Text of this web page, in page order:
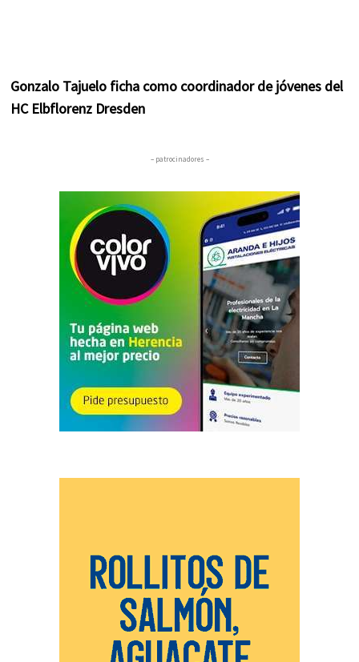
Gonzalo Tajuelo ficha como coordinador de jóvenes del
HC Elbflorenz Dresden
– patrocinadores –